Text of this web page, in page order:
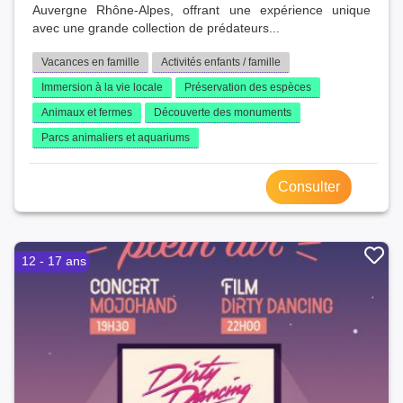
Auvergne Rhône-Alpes, offrant une expérience unique
avec une grande collection de prédateurs...
Vacances en famille
Activités enfants / famille
Immersion à la vie locale
Préservation des espèces
Animaux et fermes
Découverte des monuments
Parcs animaliers et aquariums
Consulter
12 - 17 ans